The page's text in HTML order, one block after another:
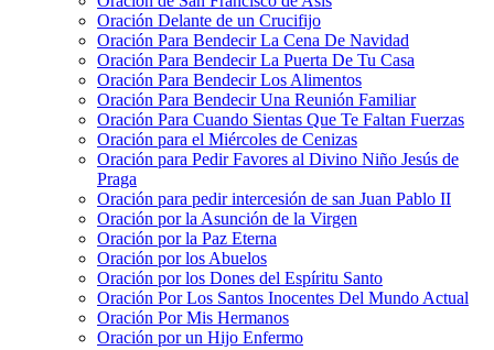
Oración Delante de un Crucifijo
Oración Para Bendecir La Cena De Navidad
Oración Para Bendecir La Puerta De Tu Casa
Oración Para Bendecir Los Alimentos
Oración Para Bendecir Una Reunión Familiar
Oración Para Cuando Sientas Que Te Faltan Fuerzas
Oración para el Miércoles de Cenizas
Oración para Pedir Favores al Divino Niño Jesús de
Praga
Oración para pedir intercesión de san Juan Pablo II
Oración por la Asunción de la Virgen
Oración por la Paz Eterna
Oración por los Abuelos
Oración por los Dones del Espíritu Santo
Oración Por Los Santos Inocentes Del Mundo Actual
Oración Por Mis Hermanos
Oración por un Hijo Enfermo